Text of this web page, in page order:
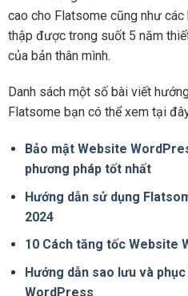
cao cho Flatsome cũng như các
thập được trong suốt 5 năm
của bản thân mình.
Danh sách một số bài viết
Flatsome bạn có thể xem tại
Bảo mật Website
phương pháp tốt nhất
Hướng dẫn sử dụng
2024
10 Cách tăng tốc Website
Hướng dẫn sao lưu và
WordPress